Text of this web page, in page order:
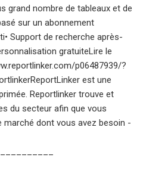
grand nombre de tableaux et de
sur un abonnement
Support de recherche après-
gratuiteLire le
p06487939/?
est une
Reportlinker trouve et
du secteur afin que vous
dont vous avez besoin -